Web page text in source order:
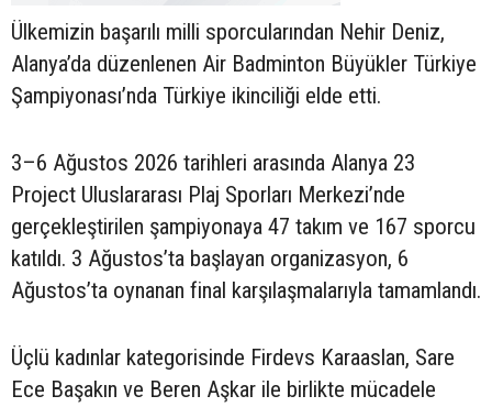
Ülkemizin başarılı milli sporcularından Nehir Deniz,
Alanya’da düzenlenen Air Badminton Büyükler Türkiye
Şampiyonası’nda Türkiye ikinciliği elde etti.
3–6 Ağustos 2026 tarihleri arasında Alanya 23
Project Uluslararası Plaj Sporları Merkezi’nde
gerçekleştirilen şampiyonaya 47 takım ve 167 sporcu
katıldı. 3 Ağustos’ta başlayan organizasyon, 6
Ağustos’ta oynanan final karşılaşmalarıyla tamamlandı.
Üçlü kadınlar kategorisinde Firdevs Karaaslan, Sare
Ece Başakın ve Beren Aşkar ile birlikte mücadele